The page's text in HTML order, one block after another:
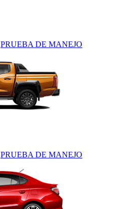
PRUEBA DE MANEJO
PRUEBA DE MANEJO